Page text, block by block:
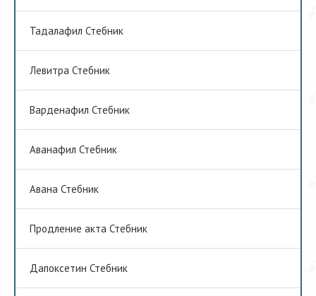
Тадалафил Стебник
Левитра Стебник
Варденафил Стебник
Аванафил Стебник
Авана Стебник
Продление акта Стебник
Дапоксетин Стебник